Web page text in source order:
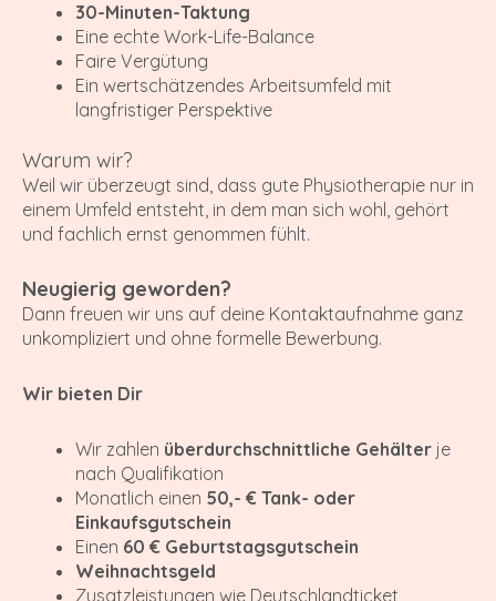
30-Minuten-Taktung
Eine echte Work-Life-Balance
Faire Vergütung
Ein wertschätzendes Arbeitsumfeld mit
langfristiger Perspektive
Warum wir?
Weil wir überzeugt sind, dass gute Physiotherapie nur in
einem Umfeld entsteht, in dem man sich wohl, gehört
und fachlich ernst genommen fühlt.
Neugierig geworden?
Dann freuen wir uns auf deine Kontaktaufnahme ganz
unkompliziert und ohne formelle Bewerbung.
Wir bieten Dir
Wir zahlen überdurchschnittliche Gehälter je
nach Qualifikation
Monatlich einen 50,- € Tank- oder
Einkaufsgutschein
Einen 60 € Geburtstagsgutschein
Weihnachtsgeld
Zusatzleistungen wie Deutschlandticket